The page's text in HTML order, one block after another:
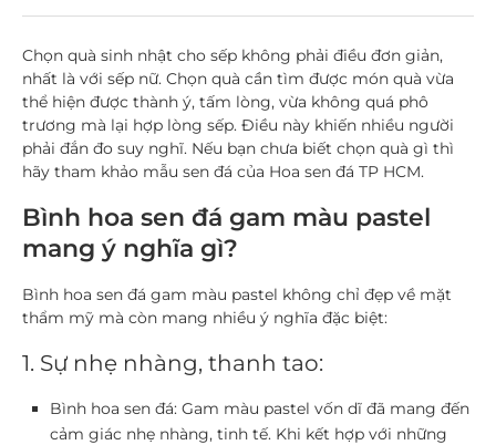
Chọn quà sinh nhật cho sếp không phải điều đơn giản,
nhất là với sếp nữ. Chọn quà cần tìm được món quà vừa
thể hiện được thành ý, tấm lòng, vừa không quá phô
trương mà lại hợp lòng sếp. Điều này khiến nhiều người
phải đắn đo suy nghĩ. Nếu bạn chưa biết chọn quà gì thì
hãy tham khảo mẫu sen đá của Hoa sen đá TP HCM.
Bình hoa sen đá gam màu pastel
mang ý nghĩa gì?
Bình hoa sen đá gam màu pastel không chỉ đẹp về mặt
thẩm mỹ mà còn mang nhiều ý nghĩa đặc biệt:
1. Sự nhẹ nhàng, thanh tao:
Bình hoa sen đá: Gam màu pastel vốn dĩ đã mang đến
cảm giác nhẹ nhàng, tinh tế. Khi kết hợp với những